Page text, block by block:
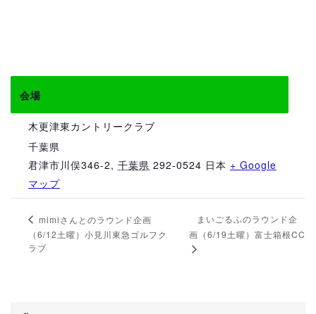
会場
木更津東カントリークラブ
千葉県
君津市川俣346-2, 千葉県 292-0524 日本 + Google
マップ
mimiさんとのラウンド企画
（6/12土曜）小見川東急ゴルフク
ラブ
まいごるふのラウンド企
画（6/19土曜）富士箱根CC